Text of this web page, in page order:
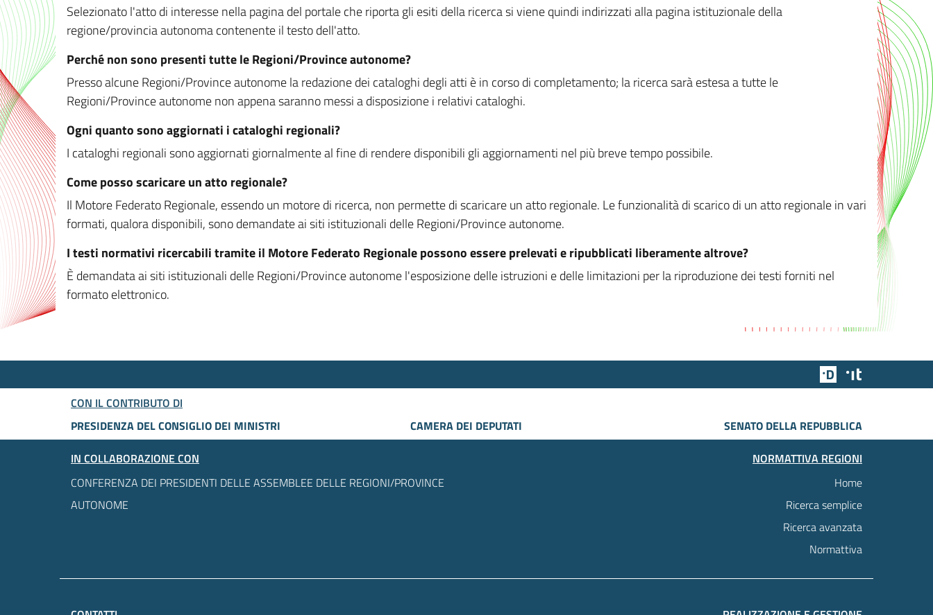
Selezionato l'atto di interesse nella pagina del portale che riporta gli esiti della ricerca si viene quindi indirizzati alla pagina istituzionale della
regione/provincia autonoma contenente il testo dell'atto.
Perché non sono presenti tutte le Regioni/Province autonome?
Presso alcune Regioni/Province autonome la redazione dei cataloghi degli atti è in corso di completamento; la ricerca sarà estesa a tutte le
Regioni/Province autonome non appena saranno messi a disposizione i relativi cataloghi.
Ogni quanto sono aggiornati i cataloghi regionali?
I cataloghi regionali sono aggiornati giornalmente al fine di rendere disponibili gli aggiornamenti nel più breve tempo possibile.
Come posso scaricare un atto regionale?
Il Motore Federato Regionale, essendo un motore di ricerca, non permette di scaricare un atto regionale. Le funzionalità di scarico di un atto regionale in vari
formati, qualora disponibili, sono demandate ai siti istituzionali delle Regioni/Province autonome.
I testi normativi ricercabili tramite il Motore Federato Regionale possono essere prelevati e ripubblicati liberamente altrove?
È demandata ai siti istituzionali delle Regioni/Province autonome l'esposizione delle istruzioni e delle limitazioni per la riproduzione dei testi forniti nel
formato elettronico.
Team Digitale
CON IL CONTRIBUTO DI
PRESIDENZA DEL CONSIGLIO DEI MINISTRI
CAMERA DEI DEPUTATI
SENATO DELLA REPUBBLICA
IN COLLABORAZIONE CON
CONFERENZA DEI PRESIDENTI DELLE ASSEMBLEE DELLE REGIONI/PROVINCE
AUTONOME
NORMATTIVA REGIONI
Home
Ricerca semplice
Ricerca avanzata
Normattiva